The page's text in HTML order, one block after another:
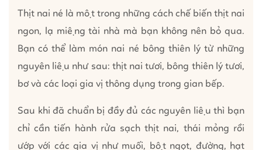
Thịt nai né là một trong những cách chế biến thịt nai
ngon, lạ miệng tài nhà mà bạn không nên bỏ qua.
Bạn có thể làm món nai né bông thiên lý từ những
nguyên liệu như sau: thịt nai tươi, bông thiên lý tươi,
bơ và các loại gia vị thông dụng trong gian bếp.
Sau khi đã chuẩn bị đầy đủ các nguyên liệu thì bạn
chỉ cần tiến hành rửa sạch thịt nai, thái mỏng rồi
ướp với các gia vị như muối, bột ngọt, đường, hạt